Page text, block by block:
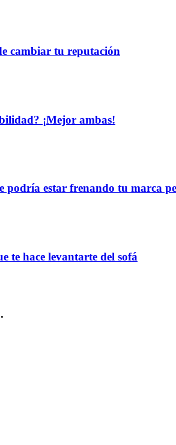
cambiar tu reputación
¡Mejor ambas!
podría estar frenando tu marca
te hace levantarte del sofá